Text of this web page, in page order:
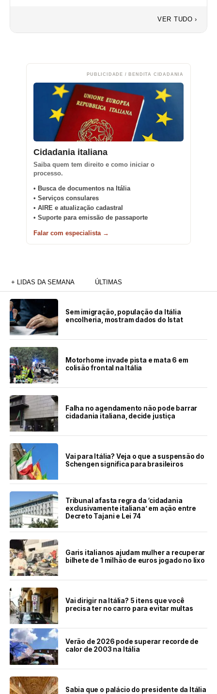
VER TUDO ›
PUBLICIDADE / BENDITA CIDADANIA
Cidadania italiana
Saiba quem tem direito e como iniciar o
processo.
• Busca de documentos na Itália
• Serviços consulares
• AIRE e atualização cadastral
• Suporte para emissão de passaporte
Falar com especialista →
+ LIDAS DA SEMANA ÚLTIMAS
Sem imigração, população da Itália
encolheria, mostram dados do Istat
Motorhome invade pista e mata 6 em
colisão frontal na Itália
Falha no agendamento não pode barrar
cidadania italiana, decide justiça
Vai para Itália? Veja o que a suspensão do
Schengen significa para brasileiros
Tribunal afasta regra da ‘cidadania
exclusivamente italiana’ em ação entre
Decreto Tajani e Lei 74
Garis italianos ajudam mulher a recuperar
bilhete de 1 milhão de euros jogado no lixo
Vai dirigir na Itália? 5 itens que você
precisa ter no carro para evitar multas
Verão de 2026 pode superar recorde de
calor de 2003 na Itália
Sabia que o palácio do presidente da Itália